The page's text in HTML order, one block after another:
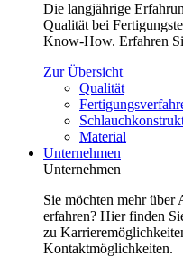
Die langjährige
Qualität bei
Know-How. Erfahren
Zur Übersicht
Qualität
Material
Unternehmen
Unternehmen
Sie möchten mehr
erfahren? Hier finden
zu
Kontaktmöglichkeiten.